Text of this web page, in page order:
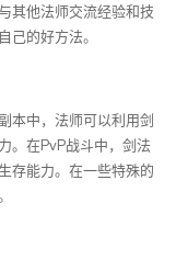
其他法师交流经验和技
己的好方法。
本中，法师可以利用剑
。在PvP战斗中，剑法
存能力。在一些特殊的